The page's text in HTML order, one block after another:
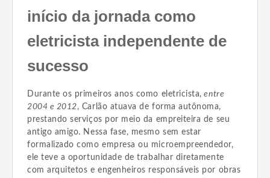
início da jornada como
eletricista independente de
sucesso
Durante os primeiros anos como eletricista, entre
2004 e 2012, Carlão atuava de forma autônoma,
prestando serviços por meio da empreiteira de seu
antigo amigo. Nessa fase, mesmo sem estar
formalizado como empresa ou microempreendedor,
ele teve a oportunidade de trabalhar diretamente
com arquitetos e engenheiros responsáveis por obras